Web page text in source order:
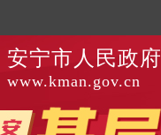
安宁市人民政府
www.kman.gov.cn